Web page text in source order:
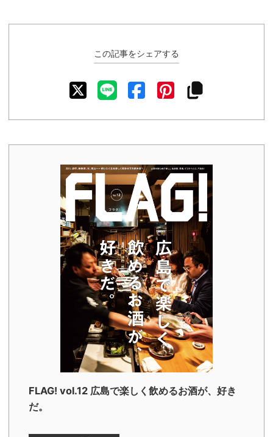
この記事をシェアする
FLAG! vol.12 広島で楽しく飲めるお酒が、好き
だ。